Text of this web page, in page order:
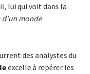
lui qui voit dans la
d’un monde
des analystes du
excelle à repérer les